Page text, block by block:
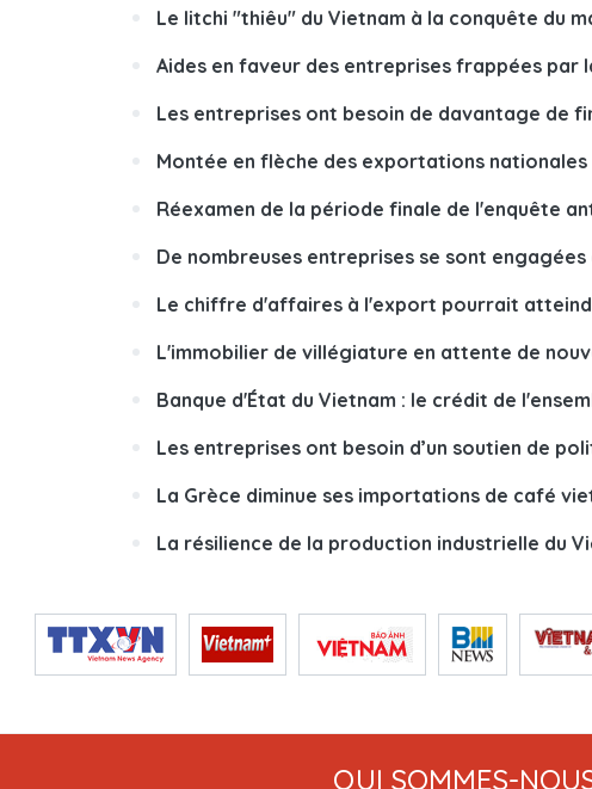
Le litchi "thiêu" du Vietnam à la conquête du
Aides en faveur des entreprises frappées par
Les entreprises ont besoin de davantage de
Montée en flèche des exportations
Réexamen de la période finale de l'enquête
De nombreuses entreprises se sont
Le chiffre d'affaires à l'export pourrait
L'immobilier de villégiature en attente de
Banque d'État du Vietnam : le crédit de
Les entreprises ont besoin d’un soutien de
La Grèce diminue ses importations de café
La résilience de la production industrielle du
QUI SOMMES-